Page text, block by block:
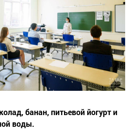
банан, питьевой йогурт и
воды.